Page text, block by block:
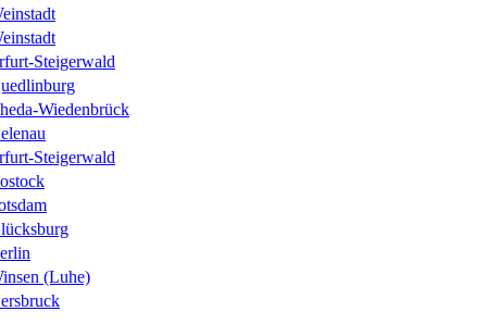
Steigerwald
Wiedenbrück
Steigerwald
(Luhe)